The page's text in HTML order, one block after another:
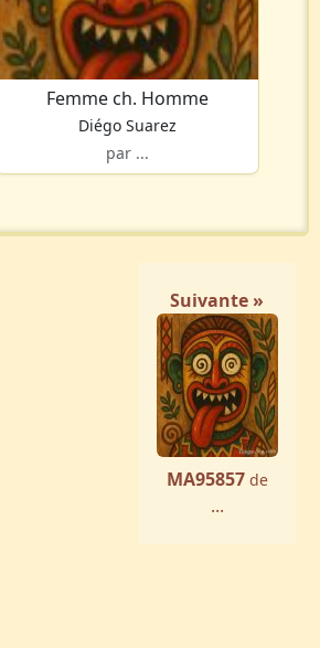
Femme ch. Homme
Diégo Suarez
par ...
Suivante »
MA95857 de
...